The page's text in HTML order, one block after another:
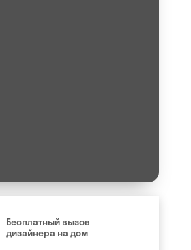
Бесплатный вызов
дизайнера на дом